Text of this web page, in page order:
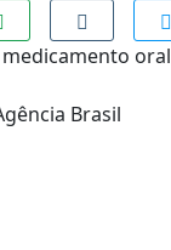
Brasil